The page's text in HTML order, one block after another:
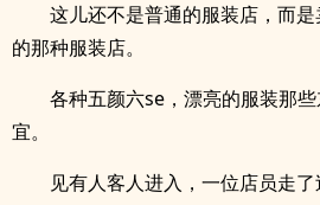
这儿还不是普通的服装店，而
的那种服装店。
各种五颜六se，漂亮的服装那
宜。
见有人客人进入，一位店员走了